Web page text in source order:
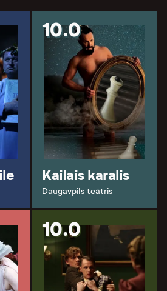
10.0
Kailais karalis
Daugavpils teātris
10.0